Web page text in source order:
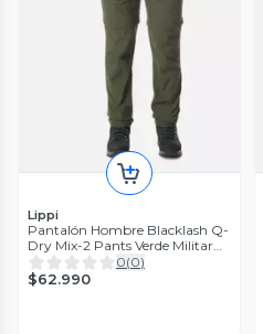
Lippi
Pantalón Hombre Blacklash Q-
Dry Mix-2 Pants Verde Militar
Lippi I26
0(0)
$62.990